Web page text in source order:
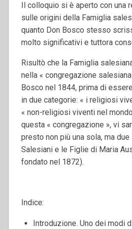
Il colloquio si è aperto con una
sulle origini della Famiglia
quanto Don Bosco stesso
molto significativi e tuttora
Risultò che la Famiglia
nella « congregazione
Bosco nel 1844, prima di
in due categorie: « i religiosi
« non-religiosi viventi nel
questa « congregazione », vi
presto non più una sola, ma
Salesiani e le Figlie di Maria
fondato nel 1872).
Indice:
Introduzione. Uno dei modi